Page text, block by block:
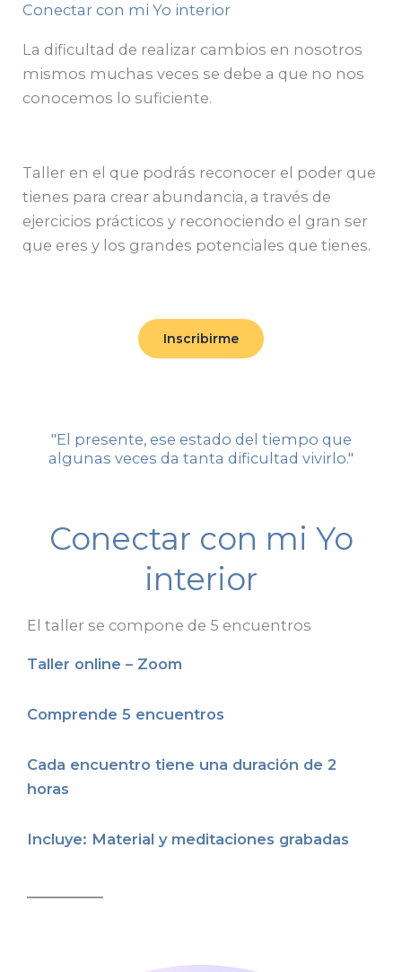
Conectar con mi Yo interior
La dificultad de realizar cambios en nosotros
mismos muchas veces se debe a que no nos
conocemos lo suficiente.
Taller en el que podrás reconocer el poder que
tienes para crear abundancia, a través de
ejercicios prácticos y reconociendo el gran ser
que eres y los grandes potenciales que tienes.
Inscribirme
"El presente, ese estado del tiempo que
algunas veces da tanta dificultad vivirlo."
Conectar con mi Yo
interior
El taller se compone de 5 encuentros
Taller online – Zoom
Comprende 5 encuentros
Cada encuentro tiene una duración de 2
horas
Incluye: Material y meditaciones grabadas